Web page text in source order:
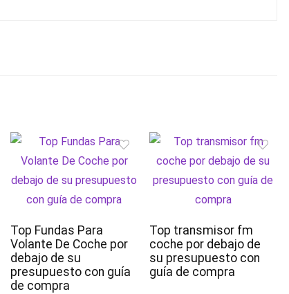
Top Fundas Para
Volante De Coche por
debajo de su
presupuesto con guía
de compra
Top transmisor fm
coche por debajo de
su presupuesto con
guía de compra